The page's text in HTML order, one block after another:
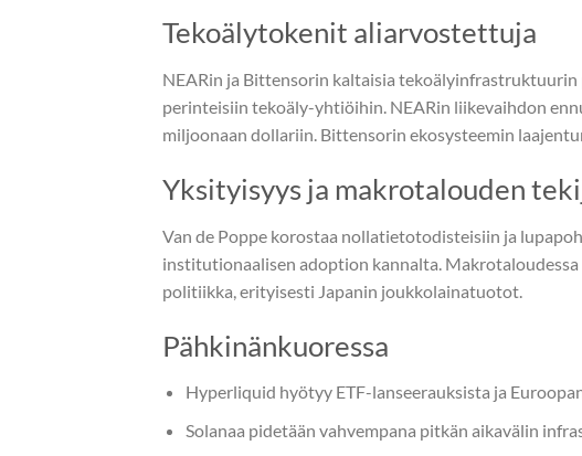
Tekoälytokenit aliarvostettuja
NEARin ja Bittensorin kaltaisia
perinteisiin tekoäly-yhtiöihin. NEARin liikevaihdon
miljoonaan dollariin. Bittensorin ekosysteemin
Yksityisyys ja makrotalouden
Van de Poppe korostaa nollatietotodisteisiin ja
institutionaalisen adoption kannalta.
politiikka, erityisesti Japanin joukkolainatuotot.
Pähkinänkuoressa
Hyperliquid hyötyy ETF-lanseerauksista ja
Solanaa pidetään vahvempana pitkän aikavälin